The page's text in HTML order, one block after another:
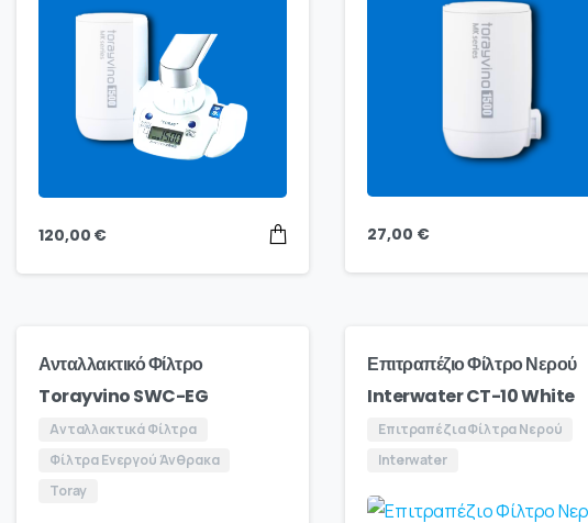
120,00 € 27,00 €
Ανταλλακτικό Φίλτρο
Torayvino SWC-EG
Ανταλλακτικά Φίλτρα
Φίλτρα Ενεργού Άνθρακα
Toray
Επιτραπέζιο Φίλτρο Νερού
Interwater CT-10 White
Επιτραπέζια Φίλτρα Νερού
Interwater